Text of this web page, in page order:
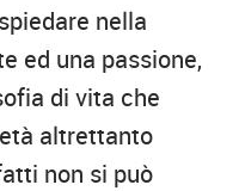
nella
ed una passione,
di vita che
altrettanto
non si può